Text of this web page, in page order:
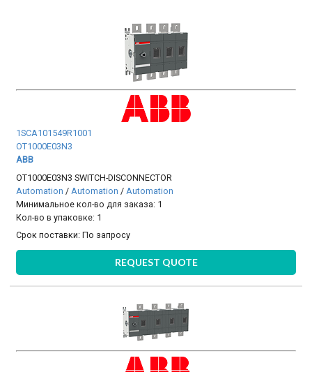
1SCA101549R1001
OT1000E03N3
ABB
OT1000E03N3 SWITCH-DISCONNECTOR
Automation / Automation / Automation
Минимальное кол-во для заказа: 1
Кол-во в упаковке: 1
Срок поставки:По запросу
REQUEST QUOTE